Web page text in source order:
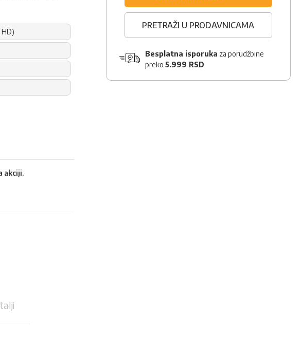
HD)
akciji.
PRETRAŽI U PRODAVNICAMA
Besplatna isporuka za porudžbine
preko 5.999 RSD